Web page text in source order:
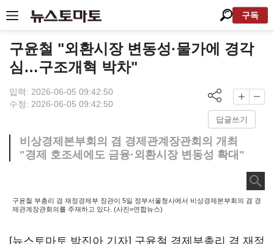
구독
구윤철 "외환시장 변동성·물가에 경각
심…구조개혁 박차"
입력: 2026-06-05 09:42:50
수정: 2026-06-05 09:42:50
답글쓰기
비상경제본부회의 겸 경제관계장관회의 개최
"경제 호조세에도 금융·외환시장 변동성 확대"
구윤철 부총리 겸 재정경제부 장관이 5일 정부서울청사에서 비상경제본부회의 겸 경
제관계장관회의를 주재하고 있다. (사진=연합뉴스)
[뉴스토마토 박진아 기자] 구윤철 경제부총리 겸 재정